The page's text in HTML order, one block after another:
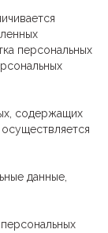
персональных
содержащих
данные,